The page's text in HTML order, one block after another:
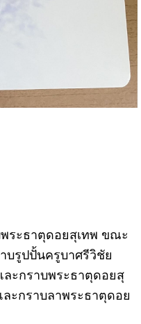
ระธาตุดอยสุเทพ ขณะ
บรูปปั้นครูบาศรีวิชัย
ละกราบพระธาตุดอยสุ
ละกราบลาพระธาตุดอย